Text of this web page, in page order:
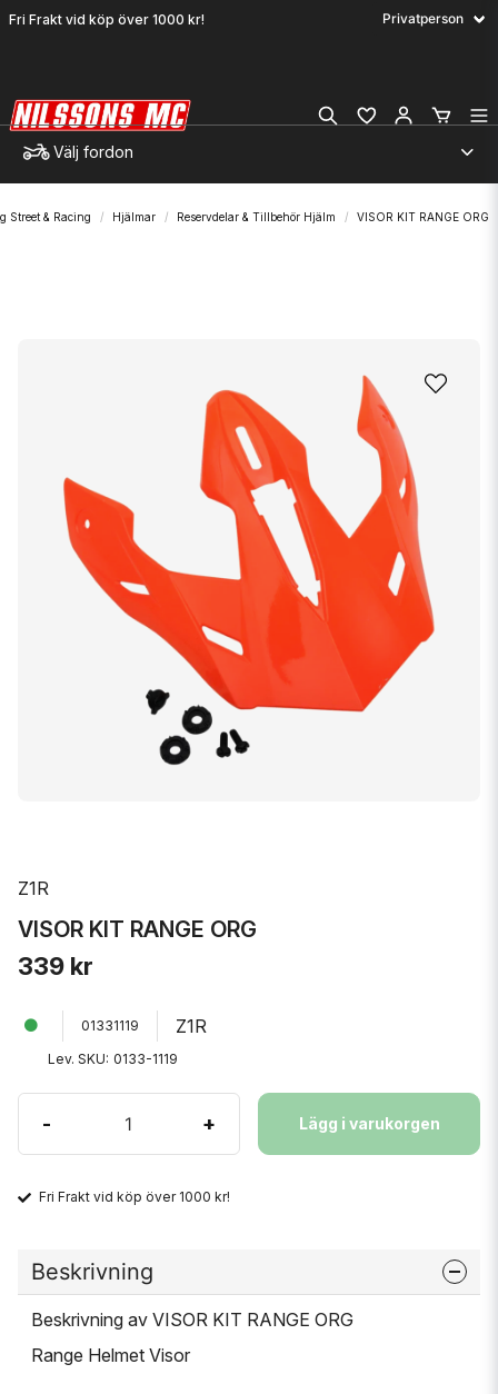
Fri Frakt vid köp över 1000 kr!
Välj fordon
Street & Racing Hjälmar Reservdelar & Tillbehör Hjälm VISOR KIT RANGE ORG
Z1R
VISOR KIT RANGE ORG
339 kr
01331119 Z1R
Lev. SKU: 0133-1119
- + Lägg i varukorgen
Fri Frakt vid köp över 1000 kr!
Beskrivning
Beskrivning av VISOR KIT RANGE ORG
Range Helmet Visor